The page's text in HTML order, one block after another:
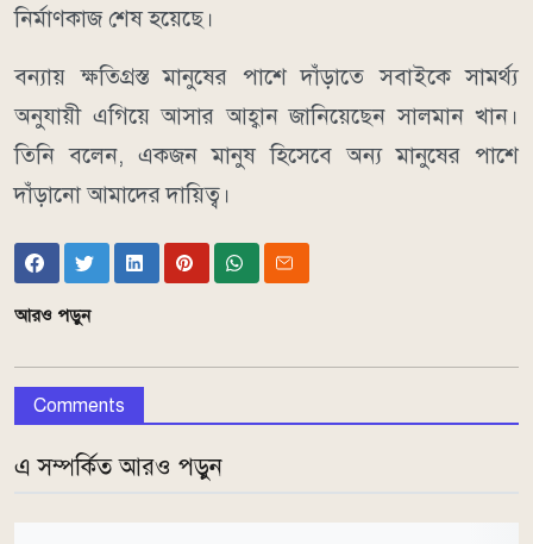
নির্মাণকাজ শেষ হয়েছে।
বন্যায় ক্ষতিগ্রস্ত মানুষের পাশে দাঁড়াতে সবাইকে সামর্থ্য
অনুযায়ী এগিয়ে আসার আহ্বান জানিয়েছেন সালমান খান।
তিনি বলেন, একজন মানুষ হিসেবে অন্য মানুষের পাশে
দাঁড়ানো আমাদের দায়িত্ব।
আরও পড়ুন
Comments
এ সম্পর্কিত আরও পড়ুন